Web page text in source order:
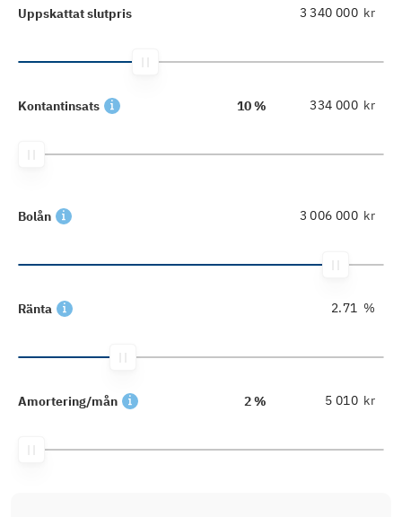
Uppskattat slutpris kr
Kontantinsats 10 % kr
Bolån kr
Ränta %
Amortering/mån 2 % kr